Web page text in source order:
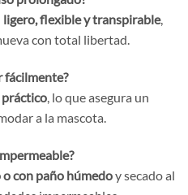
ligero, flexible y transpirable,
con total libertad.
fácilmente?
práctico , lo que asegura un
a la mascota.
o con paño húmedoy secado al